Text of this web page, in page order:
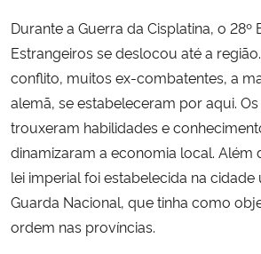
Durante a Guerra da Cisplatina, o 28º
Estrangeiros se deslocou até a
conflito, muitos ex-combatentes, a
alemã, se estabeleceram por aqui.
trouxeram habilidades e
dinamizaram a economia local. Além
lei imperial foi estabelecida na
Guarda Nacional, que tinha como
ordem nas províncias.